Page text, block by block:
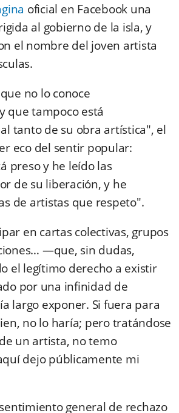
oficial en Facebook una
al gobierno de la isla, y
el nombre del joven artista
no lo conoce
que tampoco está
tanto de su obra artística", el
eco del sentir popular:
preso y he leído las
de su liberación, y he
de artistas que respeto".
en cartas colectivas, grupos
—que, sin dudas,
el legítimo derecho a existir
por una infinidad de
largo exponer. Si fuera para
no lo haría; pero tratándose
un artista, no temo
dejo públicamente mi
general de rechazo